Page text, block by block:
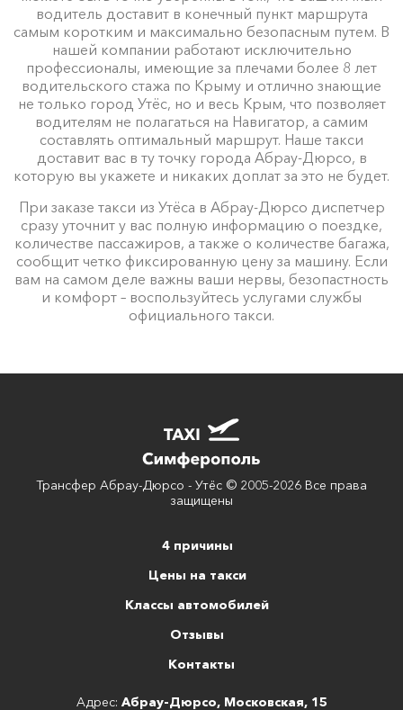
водитель доставит в конечный пункт маршрута
самым коротким и максимально безопасным путем. В
нашей компании работают исключительно
профессионалы, имеющие за плечами более 8 лет
водительского стажа по Крыму и отлично знающие
не только город Утёс, но и весь Крым, что позволяет
водителям не полагаться на Навигатор, а самим
составлять оптимальный маршрут. Наше такси
доставит вас в ту точку города Абрау-Дюрсо, в
которую вы укажете и никаких доплат за это не будет.
При заказе такси из Утёса в Абрау-Дюрсо диспетчер
сразу уточнит у вас полную информацию о поездке,
количестве пассажиров, а также о количестве багажа,
сообщит четко фиксированную цену за машину. Если
вам на самом деле важны ваши нервы, безопастность
и комфорт – воспользуйтесь услугами службы
официального такси.
Трансфер Абрау-Дюрсо - Утёс © 2005-2026 Все права
защищены
4 причины
Цены на такси
Классы автомобилей
Отзывы
Контакты
Адрес: Абрау-Дюрсо, Московская, 15